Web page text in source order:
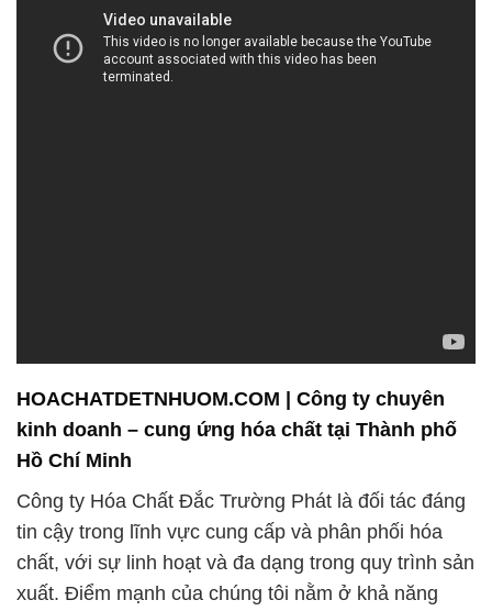
HOACHATDETNHUOM.COM | Công ty chuyên
kinh doanh – cung ứng hóa chất tại Thành phố
Hồ Chí Minh
Công ty Hóa Chất Đắc Trường Phát là đối tác đáng
tin cậy trong lĩnh vực cung cấp và phân phối hóa
chất, với sự linh hoạt và đa dạng trong quy trình sản
xuất. Điểm mạnh của chúng tôi nằm ở khả năng